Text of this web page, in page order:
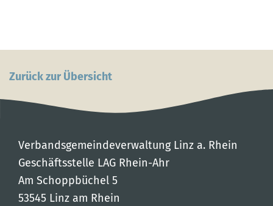
Zurück zur Übersicht
Verbandsgemeindeverwaltung Linz a. Rhein
Geschäftsstelle LAG Rhein-Ahr
Am Schoppbüchel 5
53545 Linz am Rhein